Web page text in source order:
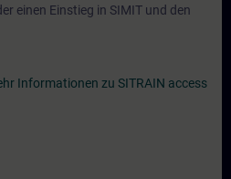
einen Einstieg in SIMIT und den
Informationen zu SITRAIN access